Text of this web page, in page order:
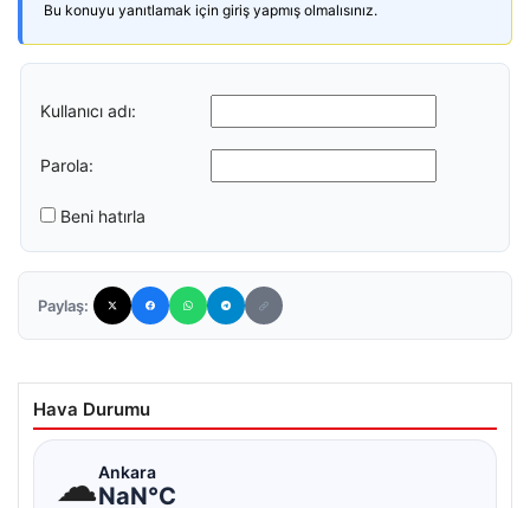
Bu konuyu yanıtlamak için giriş yapmış olmalısınız.
Kullanıcı adı:
Parola:
Beni hatırla
Paylaş:
Hava Durumu
☁Ankara
NaN°C